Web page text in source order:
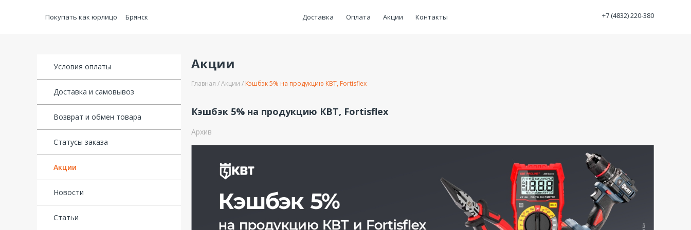
Покупать как юрлицо Брянск Доставка Оплата Акции Контакты +7 (4832) 220-380
Условия оплаты
Доставка и самовывоз
Возврат и обмен товара
Статусы заказа
Акции
Новости
Статьи
Акции
Главная Акции Кэшбэк 5% на продукцию КВТ, Fortisflex
Кэшбэк 5% на продукцию КВТ, Fortisflex
Архив